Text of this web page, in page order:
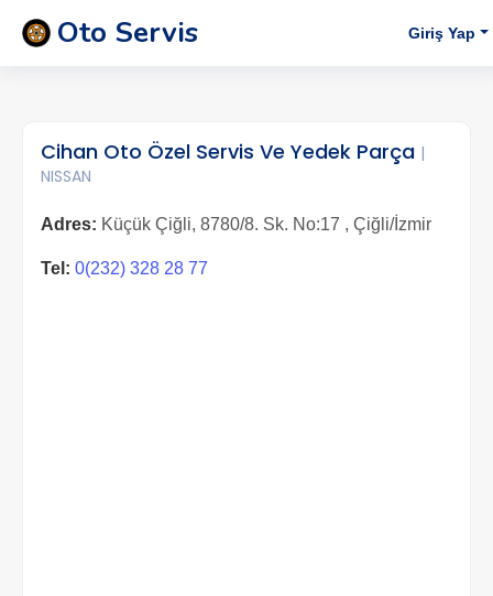
Oto Servis Giriş Yap
Cihan Oto Özel Servis Ve Yedek Parça |
NISSAN
Adres: Küçük Çiğli, 8780/8. Sk. No:17 , Çiğli/İzmir
Tel: 0(232) 328 28 77